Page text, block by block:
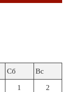
Сб Вс
1 2